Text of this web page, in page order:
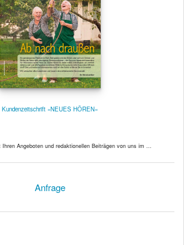
Kundenzeitschrift »NEUES HÖREN«
Angeboten und redaktionellen Beiträgen von uns im ...
Anfrage